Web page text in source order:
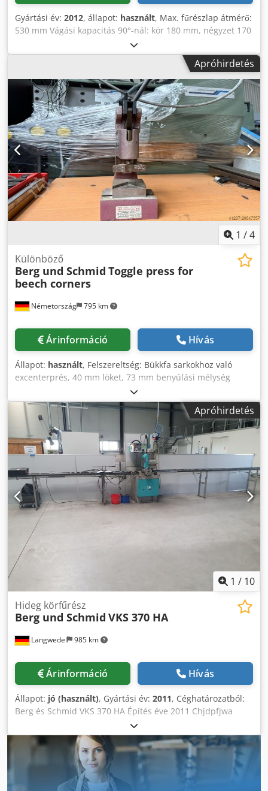
Gyártási év: 2012, állapot: használt, Max. fűrészlap átmérő:
530 mm Vágási kapacitás 90°-nál: kör 180 mm, négyzet 170
mm, téglalap 380x70 mm Vágási kapacitás 45° balra: kör
180 mm, négyzet 150 mm, téglalap 290x70 mm
Csdszabmqspfx Ag Ieha Vágási kapacitás 45° jobbra: kör
180 mm, négyzet 150 mm, téglalap 290x70 mm Digitális
szögkijelző a fűrészasztalhoz A fűrészasztal
elfordíthatósága: 180° Permetező berendezés Kétkezes
vezérlés
Apróhirdetés
1 /4
Németország 795 km
Különböző
Berg und Schmid Toggle press for
beech corners
Árinformáció Hívás
Állapot: használt, Felszereltség: Bükkfa sarkokhoz való
excenterprés, 40 mm löket, 73 mm benyúlási mélység
Apróhirdetés
1 / 10
Langwedel 985 km
Hideg körfűrész
Berg und Schmid VKS 370 HA
Árinformáció Hívás
Állapot: jó (használt), Gyártási év: 2011, Céghatározatból:
Berg és Schmid VKS 370 HA Építés éve 2011 Chjdpfjwa
Ecqox Ag Iea Félautomata 4 méteres görgős szállítószalag
bal + jobb Bal oldali ütköző digitális hosszmérő
rendszerrel, kézikerékkel állítható Vágási teljesítmény 370
mm-es fűrészlappal: Kerek 120mm--Négyzet 100mm--
Téglalap 180x100mm 90°-ban 60°-nál: kerek 110 mm -
Négyzet 90 mm - Téglalap 90x100 mm Gérvágó vágás balra